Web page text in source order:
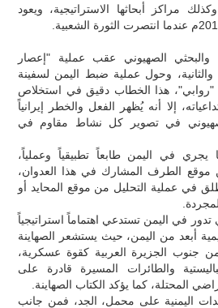
مراكز أبحاثها الاستراتيجية، ويعود
الصهيوني عقب عملية "إعصار
والثانية، وحول عملية ضبط اليمن لسفينة
"روابي"، هذا الخطاب دقيق في استخلاص
إلا أنه يُظهر الفعل والخطر إيرانياً
صهيوني في تصوير كل نشاط مقاوم في
يجري في اليمن طابعاً تطبيقياً وعملياً،
موقع الطرف المشارك في هذا العدوان،
في عملية التحليل من موقع المحايد أو
في اليمن تستدعي اهتماماً استراتيجياً
أبعد من اليمن، حيث يستشعر الصهاينة
جنوب الجزيرة العربية كقوة عسكرية،
والطائرات المسيرة قادرة على
المحتلة، كما يؤكد الكتاب الصهاينة.
اليمنية على محمل، الجد، فمن جانب